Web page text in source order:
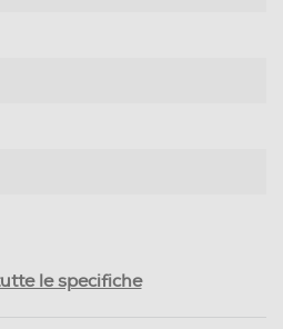
le specifiche